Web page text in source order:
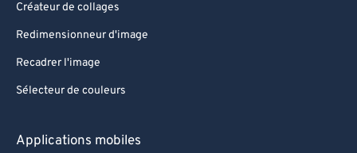
Créateur de collages
Redimensionneur d'image
Recadrer l'image
Sélecteur de couleurs
Applications mobiles